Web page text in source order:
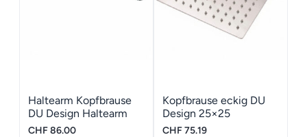
Haltearm Kopfbrause
DU Design Haltearm
Eckig
CHF86.00
Kopfbrause eckig DU
Design 25×25
CHF75.19